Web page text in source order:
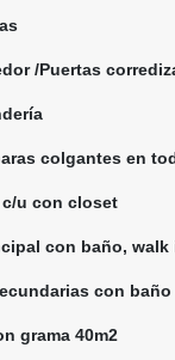
/Puertas
colgantes en
u con closet
con baño, walk
con
grama 40m2